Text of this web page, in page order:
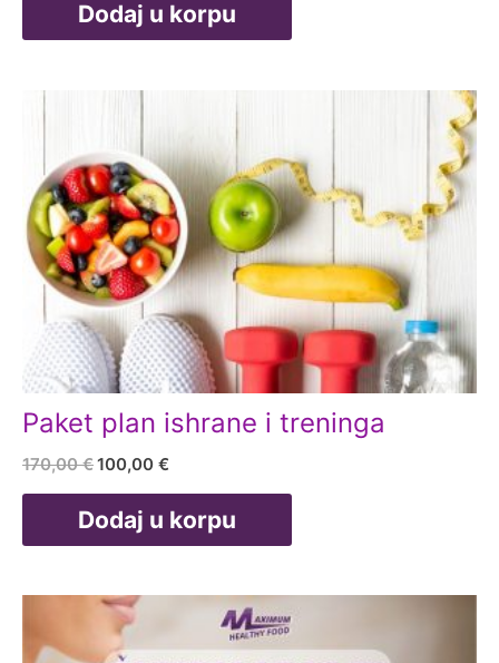
bila:
150,00 €.
99,00 €.
Dodaj u korpu
Paket plan ishrane i treninga
170,00€ Originalna
je
bila:
170,00 €.
100,00 €
je:
100,00 €.
Dodaj u korpu